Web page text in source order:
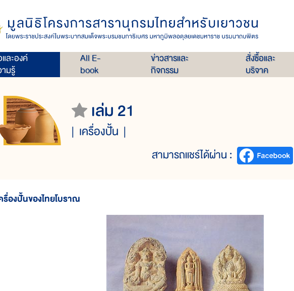
ละองค์
มรู้
All E-
book
ข่าวสารและ
กิจกรรม
สั่งซื้อและ
บริจาค
เล่ม 21
เครื่องปั้น
สามารถแชร์ได้ผ่าน :
รื่องปั้นของไทยโบราณ